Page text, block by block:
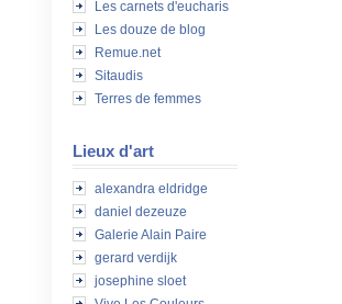
Les carnets d'eucharis
Les douze de blog
Remue.net
Sitaudis
Terres de femmes
Lieux d'art
alexandra eldridge
daniel dezeuze
Galerie Alain Paire
gerard verdijk
josephine sloet